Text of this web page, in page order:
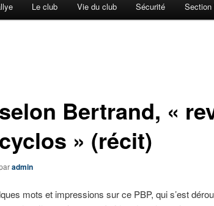
Le club Vie du club Sécurité Section
Bertrand, «
» (récit)
admin
mots et impressions sur ce PBP, qui s’est